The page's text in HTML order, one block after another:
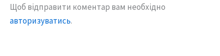
Щоб відправити коментар вам необхідно
авторизуватись.